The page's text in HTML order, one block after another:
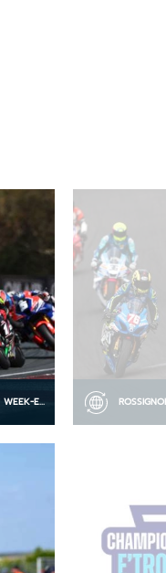
LE VIGEANT (86) : ENCORE UN WEEK-END HALETANT AVEC DES PREMIERS TITRES